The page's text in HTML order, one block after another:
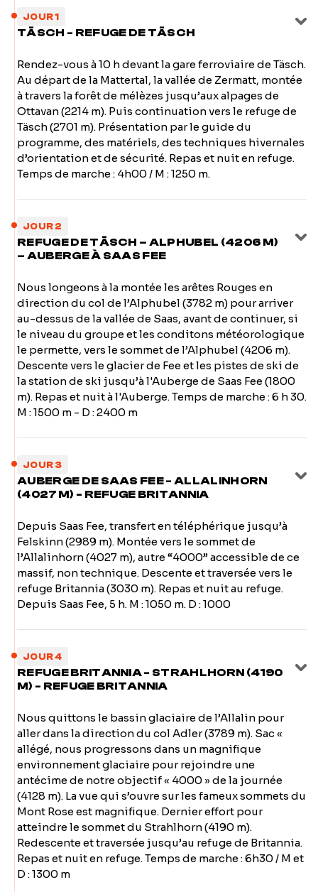
JOUR 1
TÄSCH - REFUGE DE TÄSCH
Rendez-vous à 10 h devant la gare ferroviaire de Täsch.
Au départ de la Mattertal, la vallée de Zermatt, montée
à travers la forêt de mélèzes jusqu’aux alpages de
Ottavan (2214 m). Puis continuation vers le refuge de
Täsch (2701 m). Présentation par le guide du
programme, des matériels, des techniques hivernales
d’orientation et de sécurité. Repas et nuit en refuge.
Temps de marche : 4h00 / M : 1250 m.
JOUR 2
REFUGE DE TÄSCH – ALPHUBEL (4206 M)
– AUBERGE À SAAS FEE
Nous longeons à la montée les arêtes Rouges en
direction du col de l’Alphubel (3782 m) pour arriver
au-dessus de la vallée de Saas, avant de continuer, si
le niveau du groupe et les conditons météorologique
le permette, vers le sommet de l’Alphubel (4206 m).
Descente vers le glacier de Fee et les pistes de ski de
la station de ski jusqu’à l'Auberge de Saas Fee (1800
m). Repas et nuit à l'Auberge. Temps de marche : 6 h 30.
M : 1500 m - D : 2400 m
JOUR 3
AUBERGE DE SAAS FEE - ALLALINHORN
(4027 M) - REFUGE BRITANNIA
Depuis Saas Fee, transfert en téléphérique jusqu’à
Felskinn (2989 m). Montée vers le sommet de
l’Allalinhorn (4027 m), autre “4000” accessible de ce
massif, non technique. Descente et traversée vers le
refuge Britannia (3030 m). Repas et nuit au refuge.
Depuis Saas Fee, 5 h. M : 1050 m. D : 1000
JOUR 4
REFUGE BRITANNIA - STRAHLHORN (4190
M) - REFUGE BRITANNIA
Nous quittons le bassin glaciaire de l’Allalin pour
aller dans la direction du col Adler (3789 m). Sac «
allégé, nous progressons dans un magnifique
environnement glaciaire pour rejoindre une
antécime de notre objectif « 4000 » de la journée
(4128 m). La vue qui s’ouvre sur les fameux sommets du
Mont Rose est magnifique. Dernier effort pour
atteindre le sommet du Strahlhorn (4190 m).
Redescente et traversée jusqu’au refuge de Britannia.
Repas et nuit en refuge. Temps de marche : 6h30 / M et
D : 1300 m